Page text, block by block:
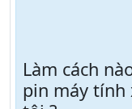
Làm cách
pin máy tính